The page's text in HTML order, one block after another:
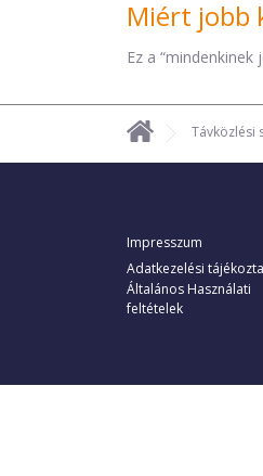
Miért jobb
Ez a
Távközlési
Impresszum
Adatkezelési
Általános Használati
feltételek